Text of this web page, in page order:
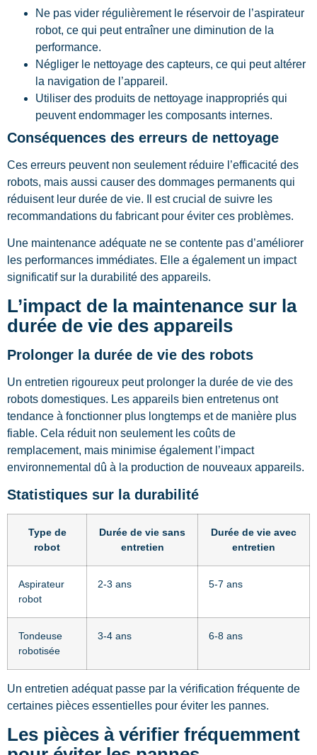
Ne pas vider régulièrement le réservoir de l’aspirateur
robot, ce qui peut entraîner une diminution de la
performance.
Négliger le nettoyage des capteurs, ce qui peut altérer
la navigation de l’appareil.
Utiliser des produits de nettoyage inappropriés qui
peuvent endommager les composants internes.
Conséquences des erreurs de nettoyage
Ces erreurs peuvent non seulement réduire l’efficacité des
robots, mais aussi causer des dommages permanents qui
réduisent leur durée de vie. Il est crucial de suivre les
recommandations du fabricant pour éviter ces problèmes.
Une maintenance adéquate ne se contente pas d’améliorer
les performances immédiates. Elle a également un impact
significatif sur la durabilité des appareils.
L’impact de la maintenance sur la
durée de vie des appareils
Prolonger la durée de vie des robots
Un entretien rigoureux peut prolonger la durée de vie des
robots domestiques. Les appareils bien entretenus ont
tendance à fonctionner plus longtemps et de manière plus
fiable. Cela réduit non seulement les coûts de
remplacement, mais minimise également l’impact
environnemental dû à la production de nouveaux appareils.
Statistiques sur la durabilité
Type de
robot
Durée de vie sans
entretien
Durée de vie avec
entretien
Aspirateur
robot
2-3 ans 5-7 ans
Tondeuse
robotisée
3-4 ans 6-8 ans
Un entretien adéquat passe par la vérification fréquente de
certaines pièces essentielles pour éviter les pannes.
Les pièces à vérifier fréquemment